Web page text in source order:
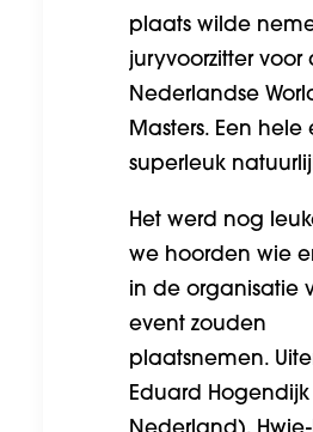
plaats wilde
juryvoorzitter voor
Nederlandse
Masters. Een hele
superleuk
Het werd nog
we hoorden wie
in de organisatie
event zouden
plaatsnemen.
Eduard Hogendijk